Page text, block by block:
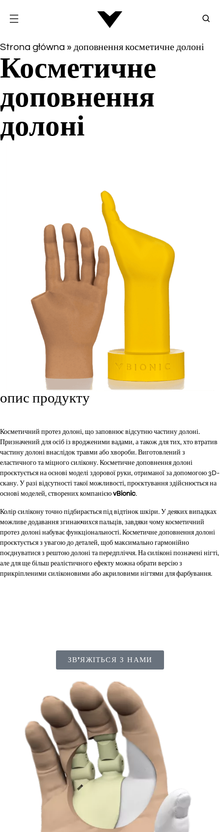
Strona główna » доповнення косметичне долоні
Косметичне
доповнення
долоні
опис продукту
Косметичний протез долоні, що заповнює відсутню частину долоні.
Призначений для осіб із вродженими вадами, а також для тих, хто втратив
частину долоні внаслідок травми або хвороби. Виготовлений з
еластичного та міцного силікону. Косметичне доповнення долоні
проєктується на основі моделі здорової руки, отриманої за допомогою 3D-
скану. У разі відсутності такої можливості, проєктування здійснюється на
основі моделей, створених компанієюvBionic.
Колір силікону точно підбирається під відтінок шкіри. У деяких випадках
можливе додавання згинаючихся пальців, завдяки чому косметичний
протез долоні набуває функціональності. Косметичне доповнення долоні
проєктується з увагою до деталей, щоб максимально гармонійно
поєднуватися з рештою долоні та передпліччя. На силіконі позначені нігті,
але для ще більш реалістичного ефекту можна обрати версію з
прикріпленими силіконовими або акриловими нігтями для фарбування.
ЗВ’ЯЖІТЬСЯ З НАМИ